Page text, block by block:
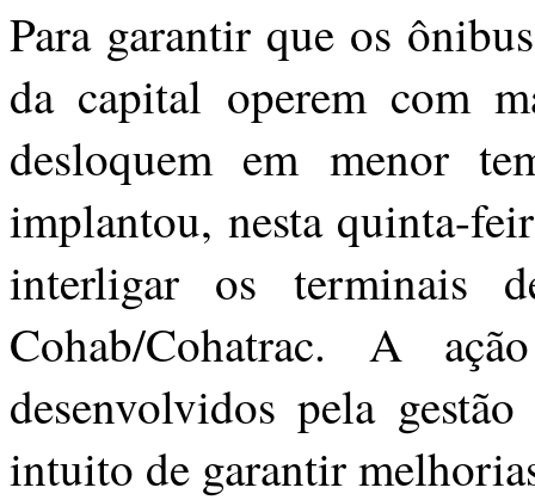
Para garantir que os
da capital operem com
desloquem em menor
implantou, nesta quinta-
interligar os terminais
Cohab/Cohatrac. A
desenvolvidos pela
intuito de garantir